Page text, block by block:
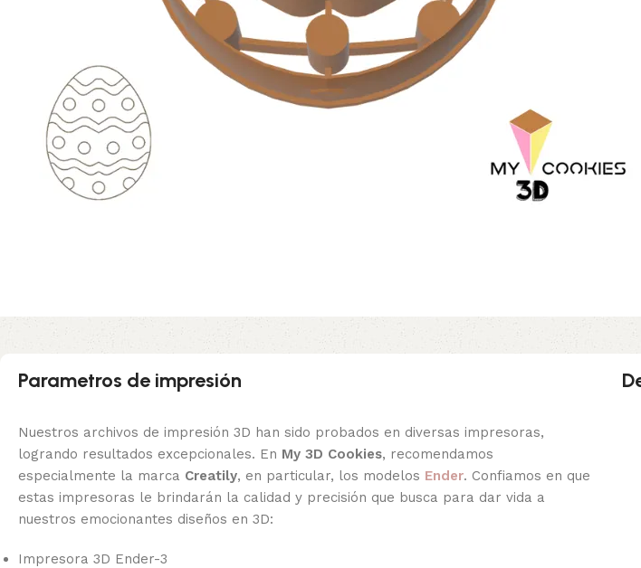
Parametros de impresión
Nuestros archivos de impresión 3D han sido probados en diversas impresoras,
logrando resultados excepcionales. En My 3D Cookies, recomendamos
especialmente la marca Creatily, en particular, los modelos Ender. Confiamos en que
estas impresoras le brindarán la calidad y precisión que busca para dar vida a
nuestros emocionantes diseños en 3D:
Impresora 3D Ender-3